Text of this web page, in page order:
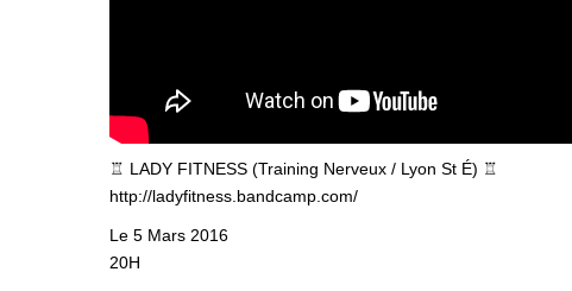
♖ LADY FITNESS (Training Nerveux / Lyon St É) ♖
http://ladyfitness.bandcamp.com/
Le 5 Mars 2016
20H